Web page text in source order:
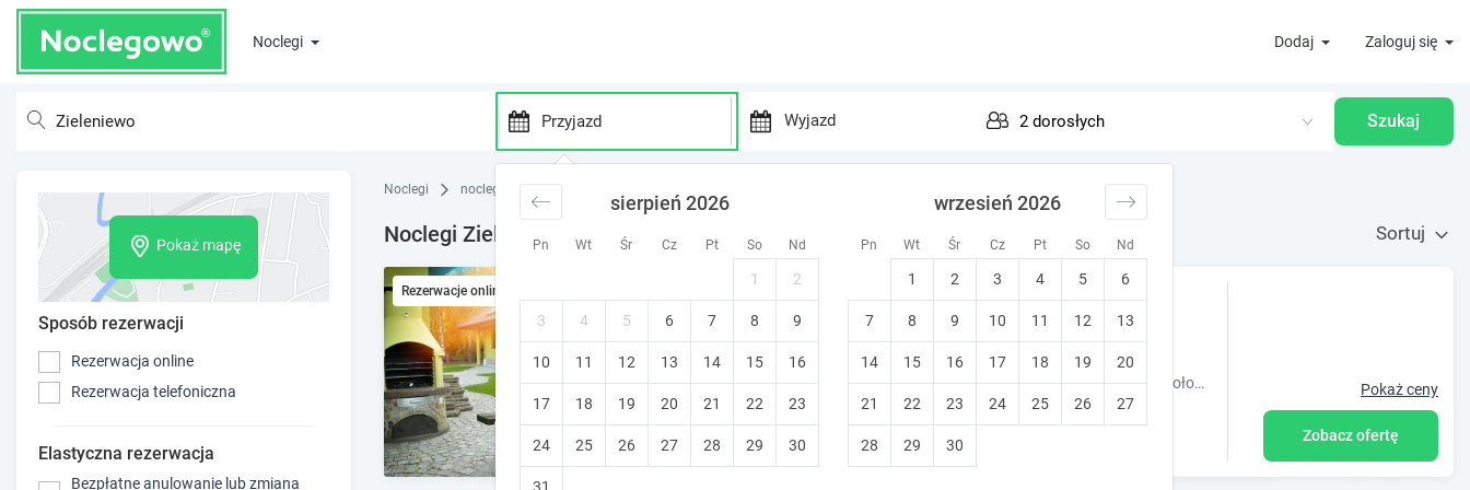
Noclegi Dodaj Zaloguj się
P
e
s
s
d
o
w
n
r
d
w
a
Pn Wt Śr Cz Pt So Nd Pn Wt Śr Cz Pt So Nd
sierpień 2026
1 2
3 4 5 6 7 8 9
10 11 12 13 14 15 16
17 18 19 20 21 22 23
24 25 26 27 28 29 30
wrzesień 2026
1 2 3 4 5 6
7 8 9 10 11 12 13
14 15 16 17 18 19 20
21 22 23 24 25 26 27
28 29 30
Szukaj
Pokaż mapę
Sposób rezerwacji
Rezerwacja online
Rezerwacja telefoniczna
Elastyczna rezerwacja
Bezpłatne anulowanie lub zmiana
Noclegi noclegi nad morzem
Noclegi Zieleniewo Sortuj
Rezerwacje online ODSAPKA dom wakacyjny
Zieleniewo • Znakomity!
Śniadanie
Dom wakacyjny ODSAPKA to nowo wybudowany obiekt noclegowy położony w miejscowości Zieleniewo koło Stargardu nad jeziorem Miedwie. Miedwie jest pią. Pokaż ceny
Zobacz ofertę